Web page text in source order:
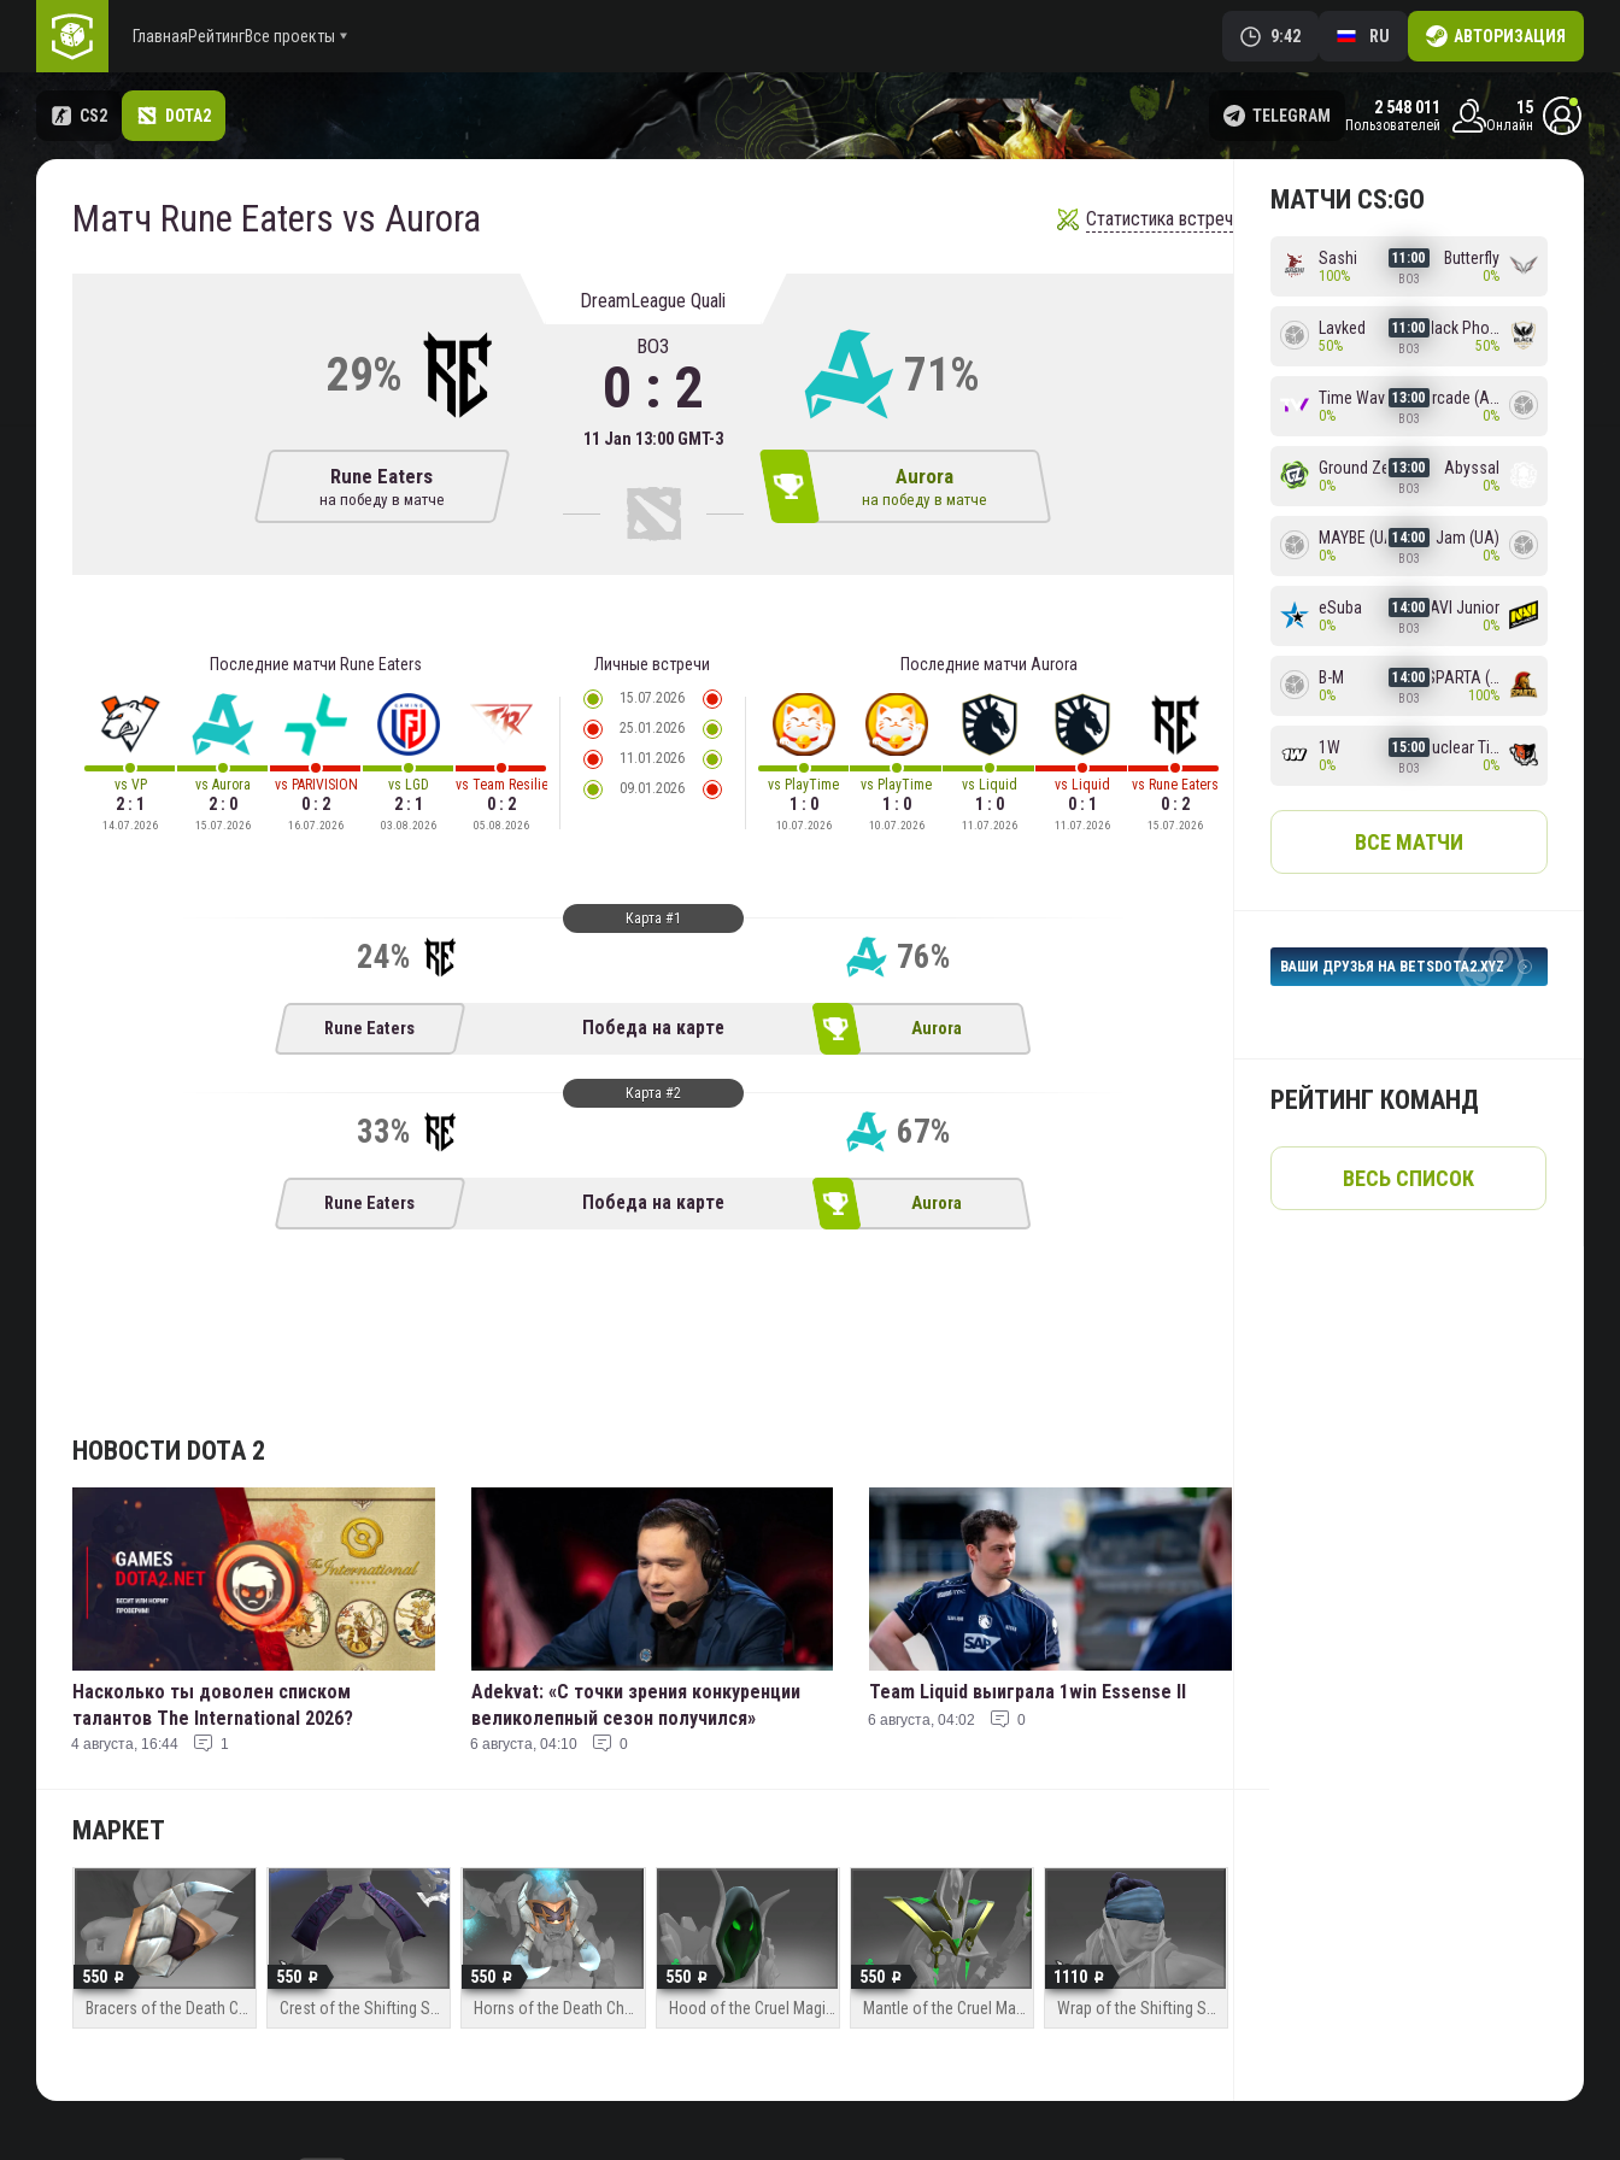
ГлавнаяРейтингВсе проекты 9:42 RU АВТОРИЗАЦИЯ
CS2 DOTA2 TELEGRAM 2 548 011
пользователей
15
онлайн
МАТЧИ CS:GO
Sashi
100%
11:00
BO3
Butterfly
0%
Lavked
50%
11:00
BO3
Black Phoenix
50%
Time Waves
0%
13:00
BO3
Arcade (AU)
0%
Ground Zero
0%
13:00
BO3
Abyssal
0%
MAYBE (UA)
0%
14:00
BO3
Jam (UA)
0%
eSuba
0%
14:00
BO3
NAVI Junior
0%
B-M
0%
14:00
BO3
SPARTA (RU)
100%
1W
0%
15:00
BO3
Nuclear TigeRES
0%
ВСЕ МАТЧИ
ВАШИ ДРУЗЬЯ НА BETSDOTA2.XYZ
РЕЙТИНГ КОМАНД
ВЕСЬ СПИСОК
Матч Rune Eaters vs Aurora Статистика встреч
29%
Rune Eaters
на победу в матче
71%
Aurora
на победу в матче
DreamLeague Quali
BO3
0 : 2
11 Jan 13:00 GMT-3
Последние матчи Rune Eaters
vs VP
2 : 1
14.07.2026
vsAurora
2 : 0
15.07.2026
vs PARIVISION
0 : 2
16.07.2026
vs LGD
2 : 1
03.08.2026
vs Team Resilience
0 : 2
05.08.2026
Личные встречи
15.07.2026
25.01.2026
11.01.2026
09.01.2026
Последние матчи Aurora
vs PlayTime
1 : 0
10.07.2026
vs PlayTime
1 : 0
10.07.2026
vs Liquid
1 : 0
11.07.2026
vs Liquid
0 : 1
11.07.2026
vs Rune Eaters
0 : 2
15.07.2026
Карта #1
24% 76%
Победа на карте
Rune Eaters Aurora
Карта #2
33% 67%
Победа на карте
Rune Eaters Aurora
НОВОСТИ DOTA 2
Насколько ты доволен списком
талантов The International 2026?
4 августа, 16:44 1
Adekvat: «С точки зрения конкуренции
великолепный сезон получился»
6 августа, 04:10 0
Team Liquid выиграла 1win Essense II
6 августа, 04:02 0
МАРКЕТ
550
550
550
550
550
1110